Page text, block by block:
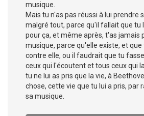
musique.
Mais tu n'as pas réussi à lui prendre
malgré tout, parce qu'il fallait que tu
pour ça, et même après, t'as jamais
musique, parce qu'elle existe, et que
contre elle, ou il faudrait que tu
ceux qui l'écoutent et tous ceux qui
tu ne lui as pris que la vie, à
chose, cette vie que tu lui a pris, par
sa musique.